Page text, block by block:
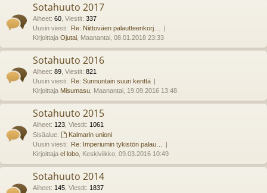
Sotahuuto 2017
Aiheet: 60 Viestit: 337
Uusin viesti: Re: Niittoväen palautteenkorj…
Kirjoittaja Ojutai , Maanantai, 08.01.2018 23:33
Sotahuuto 2016
Aiheet: 89 Viestit: 821
Uusin viesti: Re: Sunnuntain suuri kenttä
Kirjoittaja Misumasu , Maanantai, 19.09.2016 13:48
Sotahuuto 2015
Aiheet: 123 Viestit: 1061
Sisäalue:
Kalmarin unioni
Uusin viesti: Re: Imperiumin tykistön palau…
Kirjoittaja el lobo , Keskiviikko, 09.03.2016 10:49
Sotahuuto 2014
Aiheet: 145 Viestit: 1837